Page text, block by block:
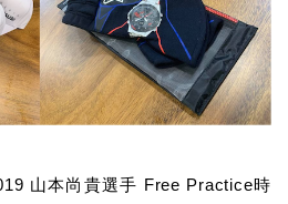
山本尚貴選手 Free Practice時